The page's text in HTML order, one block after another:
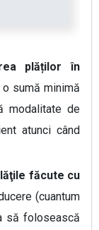
plăților în
sumă minimă
modalitate de
atunci când
făcute cu
(cuantum
să folosească